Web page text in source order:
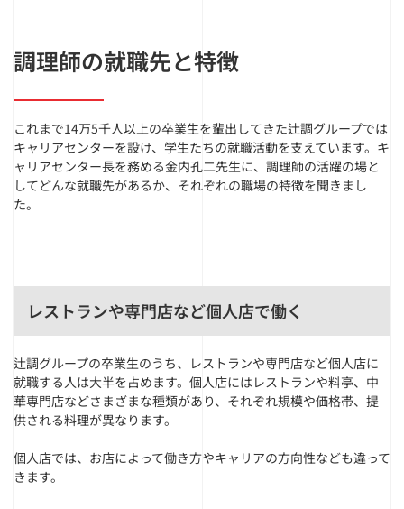
調理師の就職先と特徴
これまで14万5千人以上の卒業生を輩出してきた辻調グループでは
キャリアセンターを設け、学生たちの就職活動を支えています。キ
ャリアセンター長を務める金内孔二先生に、調理師の活躍の場と
してどんな就職先があるか、それぞれの職場の特徴を聞きまし
た。
レストランや専門店など個人店で働く
辻調グループの卒業生のうち、レストランや専門店など個人店に
就職する人は大半を占めます。個人店にはレストランや料亭、中
華専門店などさまざまな種類があり、それぞれ規模や価格帯、提
供される料理が異なります。
個人店では、お店によって働き方やキャリアの方向性なども違って
きます。